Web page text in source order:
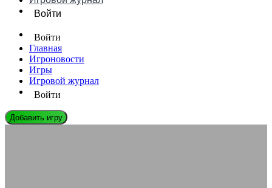
Войти
Войти
Главная
Игроновости
Игры
Игровой журнал
Войти
Добавить игру